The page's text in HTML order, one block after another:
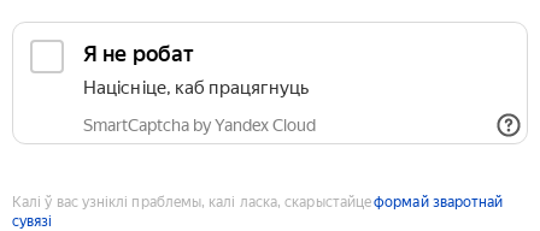
Я не робат
Націсніце, каб працягнуць
SmartCaptcha by Yandex Cloud
Калі ў вас узніклі праблемы, калі ласка, скарыстайцеформай зваротнай
сувязі